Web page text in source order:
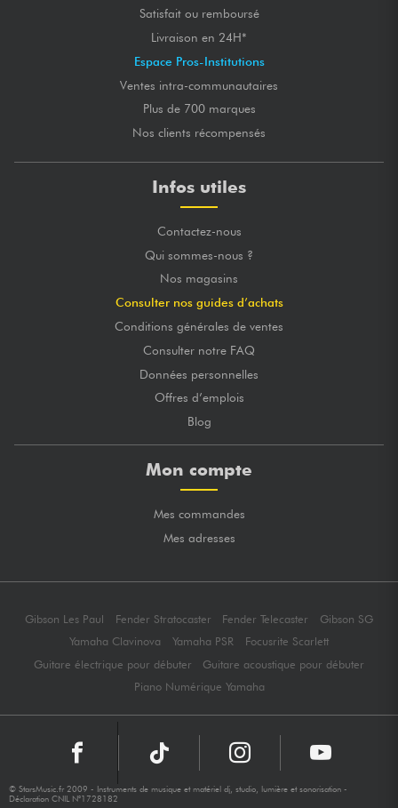
Satisfait ou remboursé
Livraison en 24H*
Espace Pros-Institutions
Ventes intra-communautaires
Plus de 700 marques
Nos clients récompensés
Infos utiles
Contactez-nous
Qui sommes-nous ?
Nos magasins
Consulter nos guides d’achats
Conditions générales de ventes
Consulter notre FAQ
Données personnelles
Offres d’emplois
Blog
Mon compte
Mes commandes
Mes adresses
Gibson Les Paul Fender Stratocaster Fender Telecaster
Gibson SG
Yamaha Clavinova
Yamaha PSR
Focusrite Scarlett
Guitare électrique pour débuter
Guitare acoustique pour débuter
Piano Numérique Yamaha
© StarsMusic.fr 2009 - Instruments de musique et matériel dj, studio, lumière et sonorisation -
Déclaration CNIL N°1728182